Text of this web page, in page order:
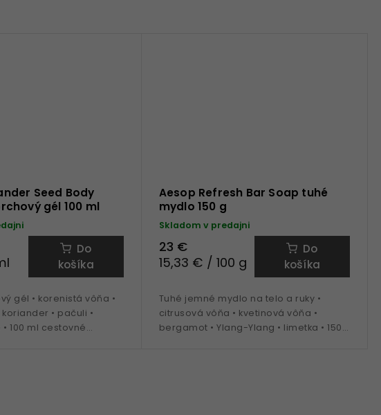
Seed Body
gél 100 ml
Do
košíka
gél • korenistá vôňa •
• pačuli •
100 ml cestovné
Aesop Refresh Bar Soap tuhé
mydlo 150 g
Skladom v predajni
23 €
15,33 € / 100 g
Do
košíka
Tuhé jemné mydlo na telo a ruky •
citrusová vôňa • kvetinová vôňa •
bergamot • Ylang-Ylang • limetka • 150